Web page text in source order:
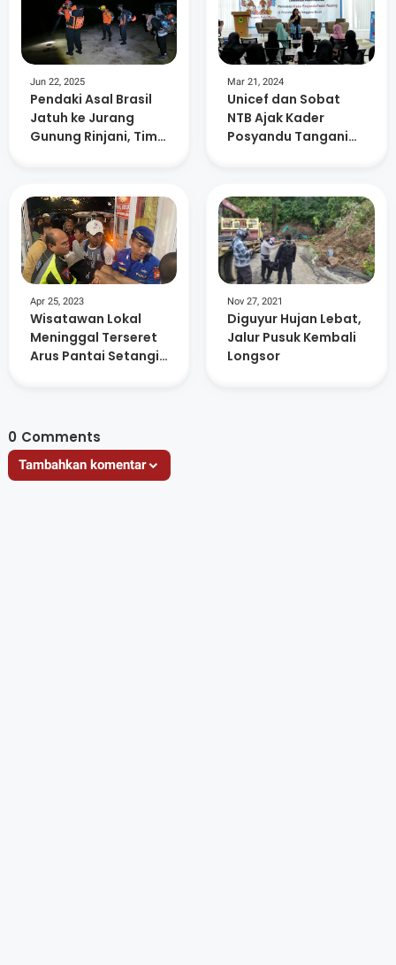
Jun 22, 2025
Pendaki Asal Brasil
Jatuh ke Jurang
Gunung Rinjani, Tim
Mar 21, 2024
Unicef dan Sobat
NTB Ajak Kader
Posyandu Tangani
Apr 25, 2023
Wisatawan Lokal
Meninggal Terseret
Arus Pantai Setangi
Nov 27, 2021
Diguyur Hujan Lebat,
Jalur Pusuk Kembali
Longsor
0 Comments
Tambahkan komentar